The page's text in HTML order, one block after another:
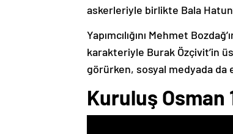
askerleriyle birlikte Bala
Yapımcılığını Mehmet
karakteriyle Burak Özçivit’in
görürken, sosyal medyada da
Kuruluş Osman